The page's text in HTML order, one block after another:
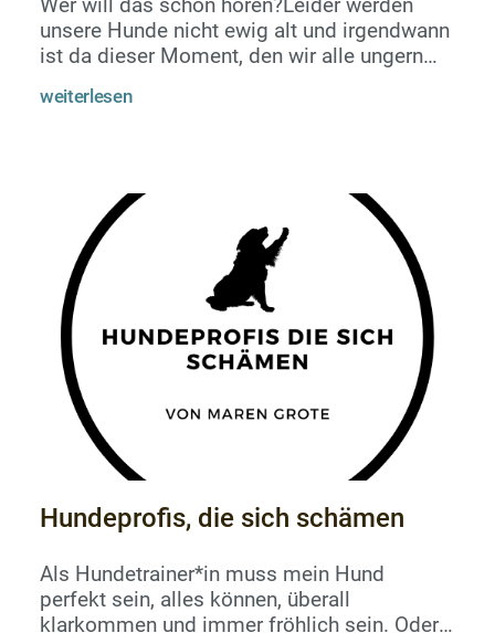
unsere Hunde nicht ewig alt und irgendwann
ist da dieser Moment, den wir alle ungern
Entscheidung zu Gunsten des Hundes
Und das war eine klare, unmissverständliche
Aussage meiner Tierärztin. Kein
Herumgerede, kein Falsche-Hoffnung-
Machen, sondern...
weiterlesen
Hundeprofis, die sich schämen
Als Hundetrainer*in muss mein Hund
perfekt sein, alles können, überall
klarkommen und immer fröhlich sein. Oder?